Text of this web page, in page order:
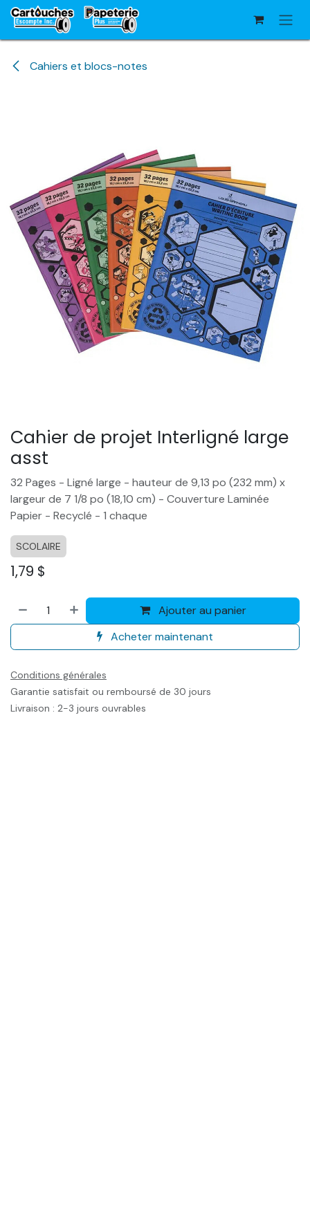
Se rendre au contenu
Cahiers et blocs-notes
Cahier de projet Interligné large
asst
32 Pages - Ligné large - hauteur de 9,13 po (232 mm) x
largeur de 7 1/8 po (18,10 cm) - Couverture Laminée
Papier - Recyclé - 1 chaque
SCOLAIRE
1,79 $
Ajouter au panier
Acheter maintenant
Conditions générales
Garantie satisfait ou remboursé de 30 jours
Livraison : 2-3 jours ouvrables